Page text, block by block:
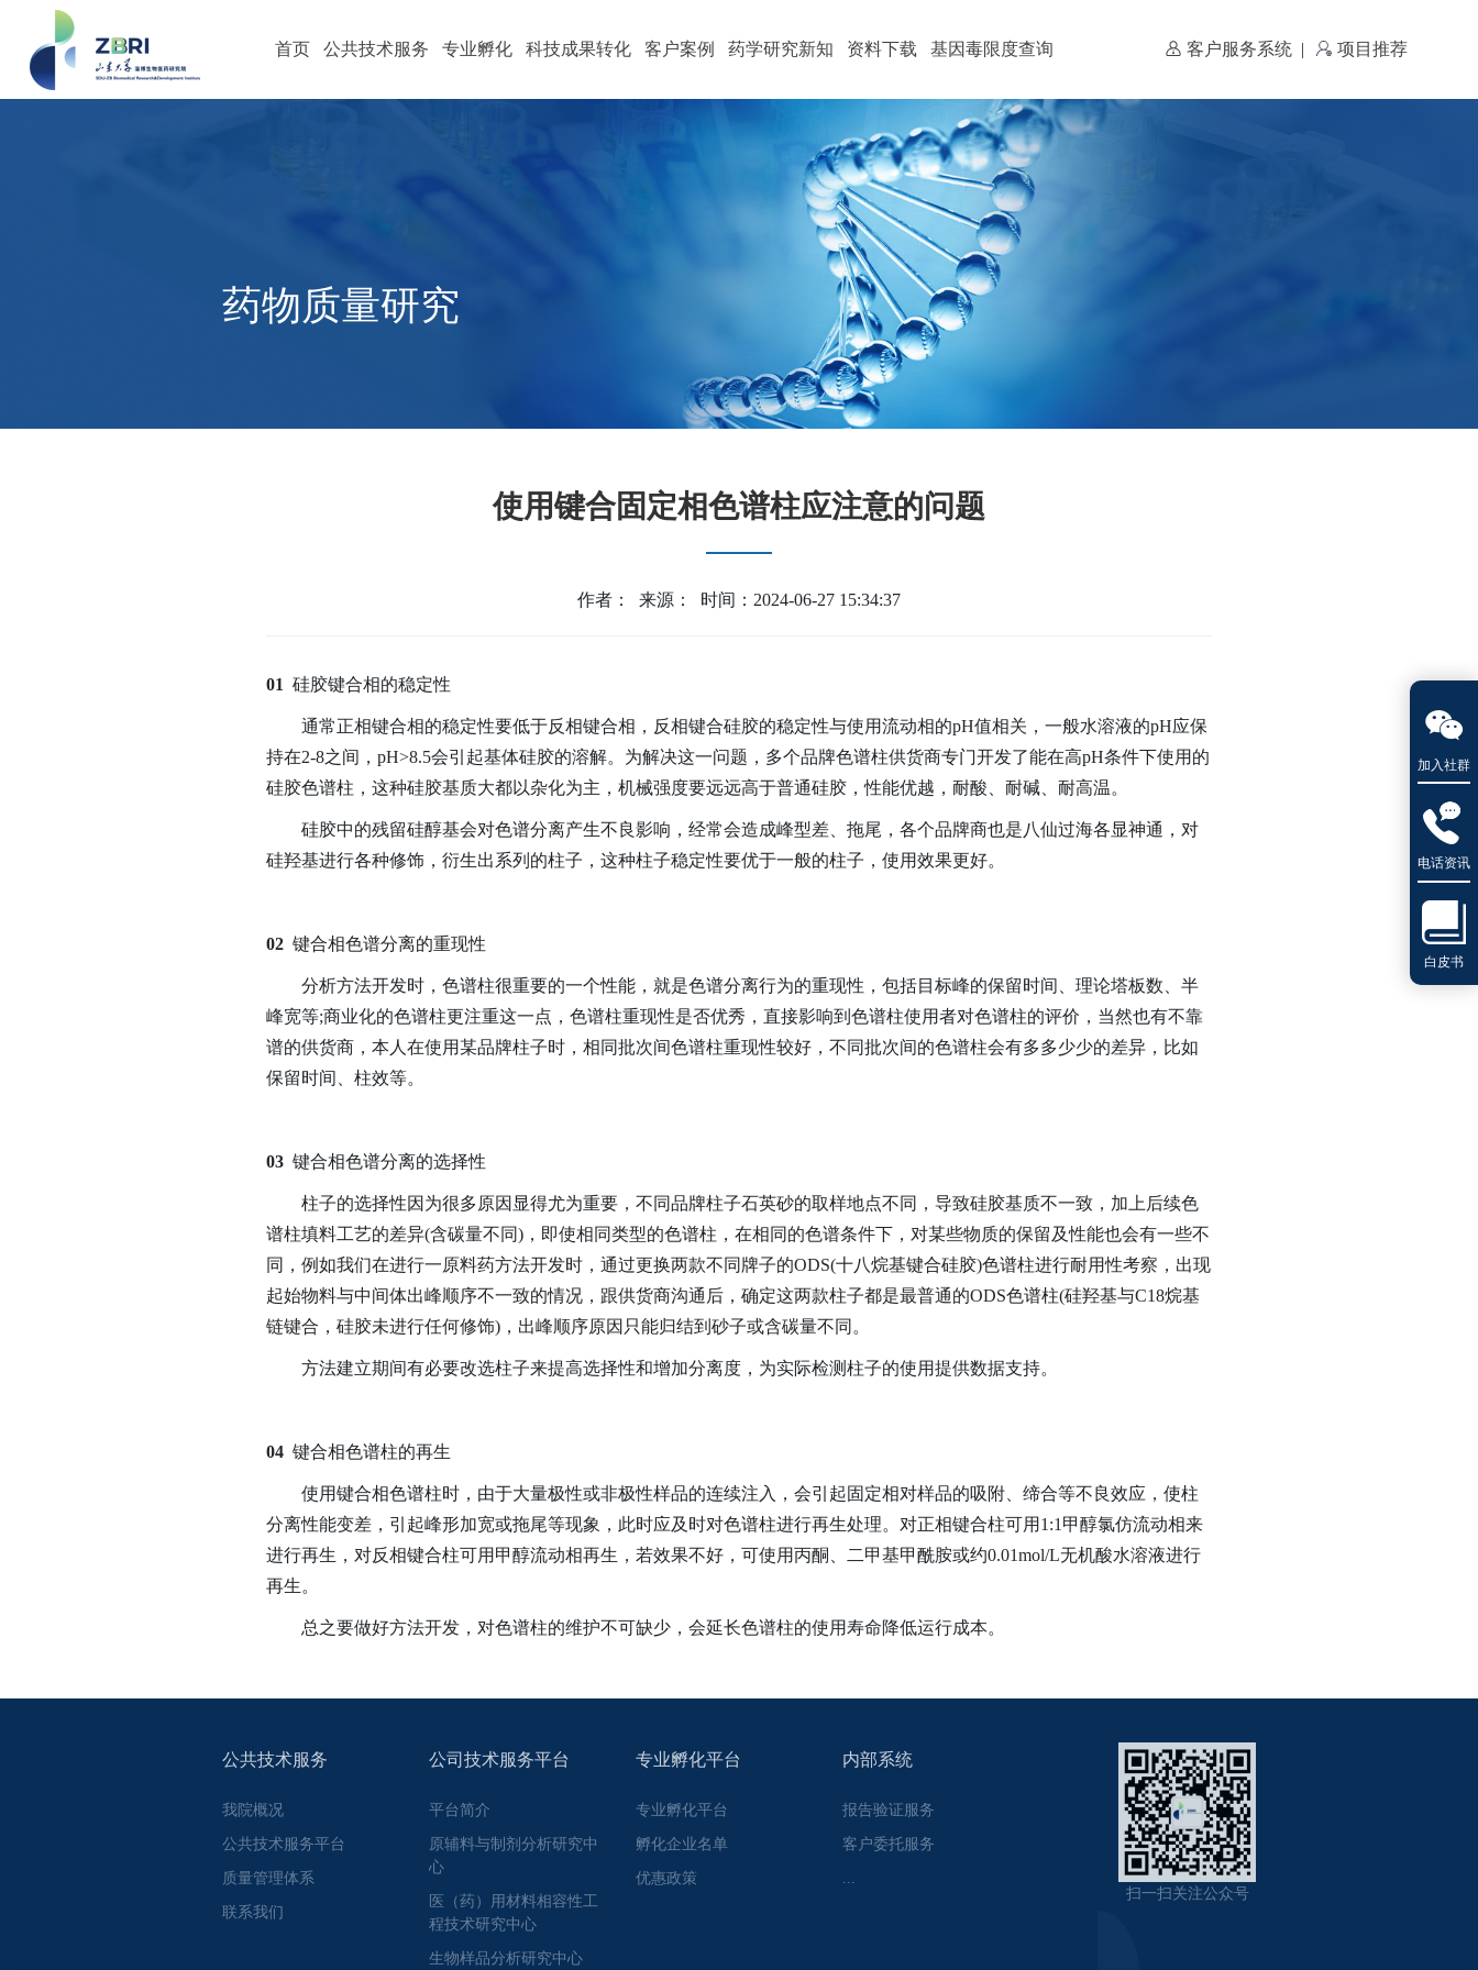
首页 公共技术服务 专业孵化 科技成果转化 客户案例 药学研究新知 资料下载 基因毒限度查询 客户服务系统 | 项目推荐

加入社群

电话资讯

白皮书
药物质量研究
使用键合固定相色谱柱应注意的问题
作者： 来源： 时间：2024-06-27 15:34:37
01 硅胶键合相的稳定性
通常正相键合相的稳定性要低于反相键合相，反相键合硅胶的稳定性与使用流动相的pH值相关，一般水溶液的pH应保
持在2-8之间，pH>8.5会引起基体硅胶的溶解。为解决这一问题，多个品牌色谱柱供货商专门开发了能在高pH条件下使用的
硅胶色谱柱，这种硅胶基质大都以杂化为主，机械强度要远远高于普通硅胶，性能优越，耐酸、耐碱、耐高温。
硅胶中的残留硅醇基会对色谱分离产生不良影响，经常会造成峰型差、拖尾，各个品牌商也是八仙过海各显神通，对
硅羟基进行各种修饰，衍生出系列的柱子，这种柱子稳定性要优于一般的柱子，使用效果更好。
02键合相色谱分离的重现性
分析方法开发时，色谱柱很重要的一个性能，就是色谱分离行为的重现性，包括目标峰的保留时间、理论塔板数、半
峰宽等;商业化的色谱柱更注重这一点，色谱柱重现性是否优秀，直接影响到色谱柱使用者对色谱柱的评价，当然也有不靠
谱的供货商，本人在使用某品牌柱子时，相同批次间色谱柱重现性较好，不同批次间的色谱柱会有多多少少的差异，比如
保留时间、柱效等。
03键合相色谱分离的选择性
柱子的选择性因为很多原因显得尤为重要，不同品牌柱子石英砂的取样地点不同，导致硅胶基质不一致，加上后续色
谱柱填料工艺的差异(含碳量不同)，即使相同类型的色谱柱，在相同的色谱条件下，对某些物质的保留及性能也会有一些不
同，例如我们在进行一原料药方法开发时，通过更换两款不同牌子的ODS(十八烷基键合硅胶)色谱柱进行耐用性考察，出现
起始物料与中间体出峰顺序不一致的情况，跟供货商沟通后，确定这两款柱子都是最普通的ODS色谱柱(硅羟基与C18烷基
链键合，硅胶未进行任何修饰)，出峰顺序原因只能归结到砂子或含碳量不同。
方法建立期间有必要改选柱子来提高选择性和增加分离度，为实际检测柱子的使用提供数据支持。
04键合相色谱柱的再生
使用键合相色谱柱时，由于大量极性或非极性样品的连续注入，会引起固定相对样品的吸附、缔合等不良效应，使柱
分离性能变差，引起峰形加宽或拖尾等现象，此时应及时对色谱柱进行再生处理。对正相键合柱可用1:1甲醇氯仿流动相来
进行再生，对反相键合柱可用甲醇流动相再生，若效果不好，可使用丙酮、二甲基甲酰胺或约0.01mol/L无机酸水溶液进行
再生。
总之要做好方法开发，对色谱柱的维护不可缺少，会延长色谱柱的使用寿命降低运行成本。
公共技术服务
我院概况
公共技术服务平台
质量管理体系
联系我们
公司技术服务平台
平台简介
原辅料与制剂分析研究中
心
医（药）用材料相容性工
程技术研究中心
生物样品分析研究中心
专业孵化平台
专业孵化平台
孵化企业名单
优惠政策
内部系统
报告验证服务
客户委托服务
...
扫一扫关注公众号